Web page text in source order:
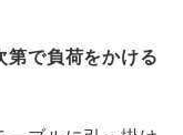
第で負荷をかける